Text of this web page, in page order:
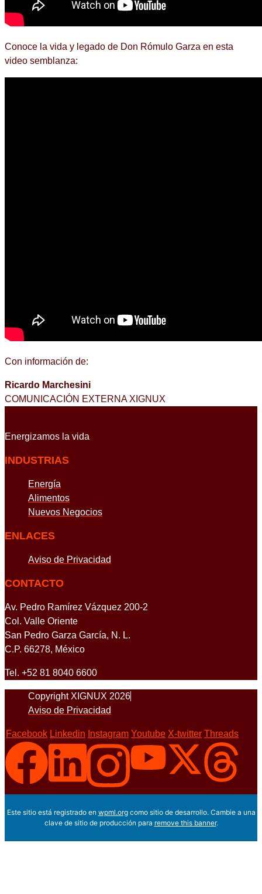
Conoce la vida y legado de Don Rómulo Garza en esta
video semblanza:
Con información de:
Ricardo Marchesini
COMUNICACIÓN EXTERNA XIGNUX
Energizamos la vida
INDUSTRIAS
Energía
Alimentos
Nuevos Negocios
ENLACES
Aviso de Privacidad
CONTACTO
Av. Pedro Ramírez Vázquez 200-2
Col. Valle Oriente
San Pedro Garza García, N. L.
C.P. 66278, México
Tel. +52 81 8040 6600
Copyright XIGNUX 2026
Aviso de Privacidad
Facebook Linkedin Instagram Youtube X-twitter Threads
Este sitio está registrado en wpml.orgcomo sitio de desarrollo. Cambie a una
clave de sitio de producción para remove this banner.